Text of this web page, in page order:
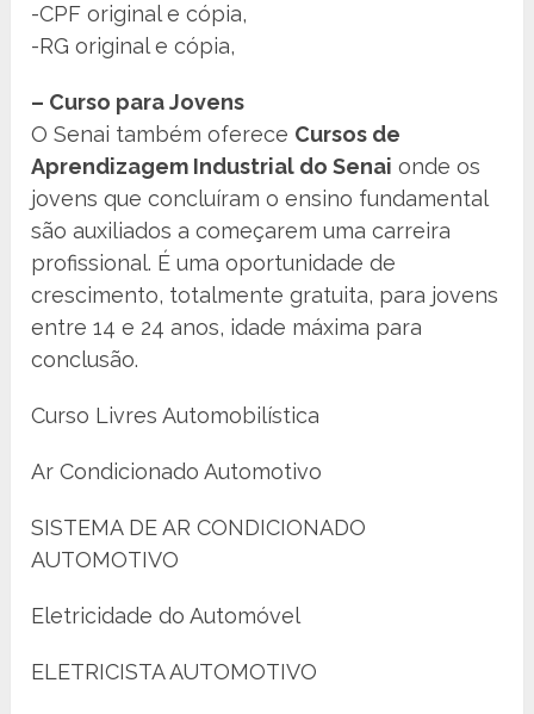
-CPF original e cópia,
-RG original e cópia,
– Curso para Jovens
O Senai também oferece Cursos de
Aprendizagem Industrial do Senai onde os
jovens que concluíram o ensino fundamental
são auxiliados a começarem uma carreira
profissional. É uma oportunidade de
crescimento, totalmente gratuita, para jovens
entre 14 e 24 anos, idade máxima para
conclusão.
Curso Livres Automobilística
Ar Condicionado Automotivo
SISTEMA DE AR CONDICIONADO
AUTOMOTIVO
Eletricidade do Automóvel
ELETRICISTA AUTOMOTIVO